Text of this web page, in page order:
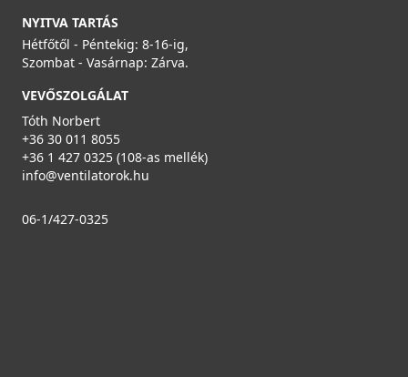
NYITVA TARTÁS
Hétfőtől - Péntekig: 8-16-ig,
Szombat - Vasárnap: Zárva.
VEVŐSZOLGÁLAT
Tóth Norbert
+36 30 011 8055
+36 1 427 0325 (108-as mellék)
info@ventilatorok.hu
06-1/427-0325